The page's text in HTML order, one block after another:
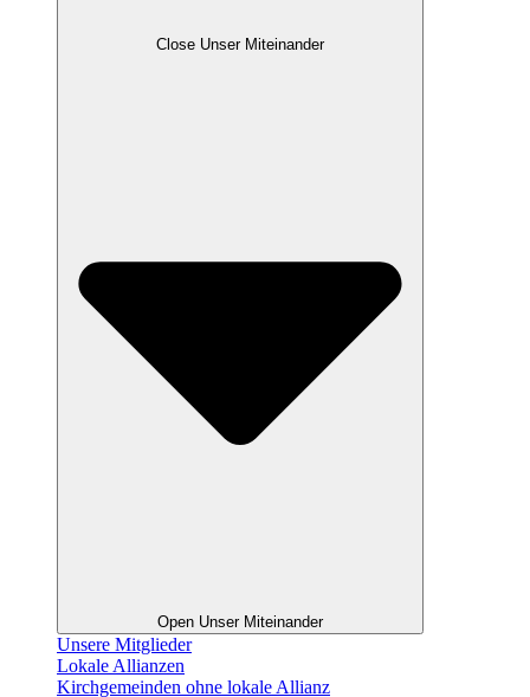
Close Unser Miteinander
Open Unser Miteinander
Unsere Mitglieder
Lokale Allianzen
Kirchgemeinden ohne lokale Allianz